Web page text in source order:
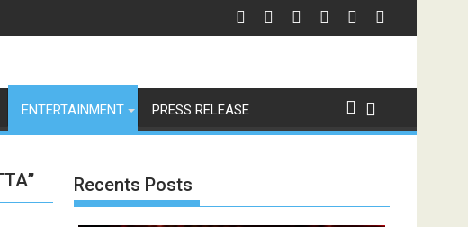
ENTERTAINMENT PRESS RELEASE
Recents Posts